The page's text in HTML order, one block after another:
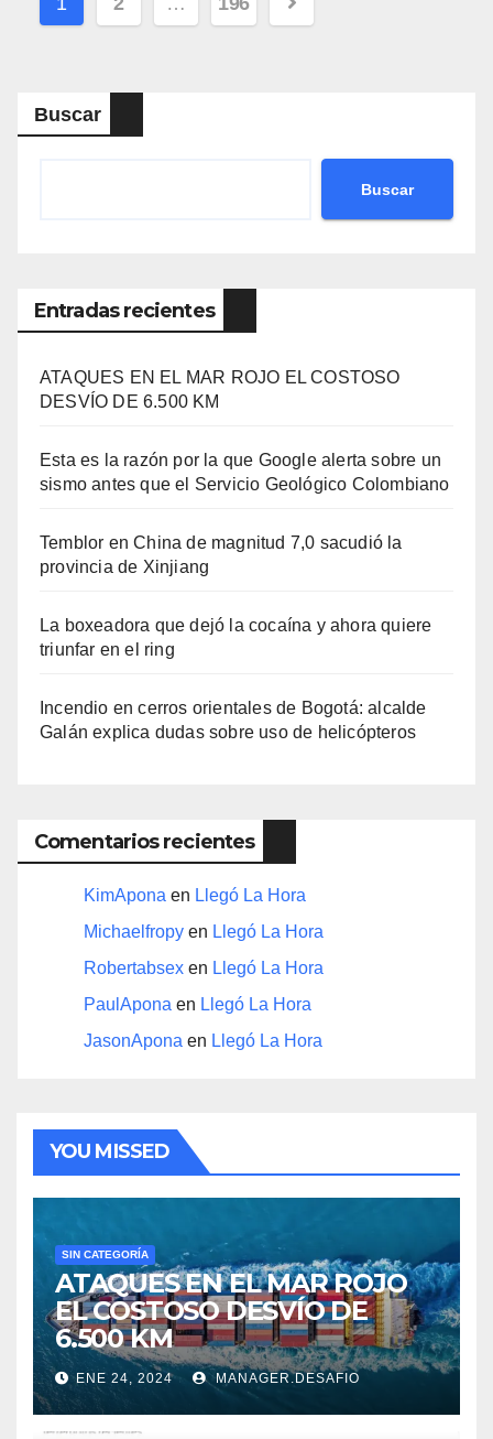
entradas
Buscar
Buscar
Entradas recientes
ATAQUES EN EL MAR ROJO EL COSTOSO
DESVÍO DE 6.500 KM
Esta es la razón por la que Google alerta sobre un
sismo antes que el Servicio Geológico Colombiano
Temblor en China de magnitud 7,0 sacudió la
provincia de Xinjiang
La boxeadora que dejó la cocaína y ahora quiere
triunfar en el ring​
Incendio en cerros orientales de Bogotá: alcalde
Galán explica dudas sobre uso de helicópteros
Comentarios recientes
KimApona en Llegó La Hora
Michaelfropy en Llegó La Hora
Robertabsex en Llegó La Hora
PaulApona en Llegó La Hora
JasonApona en Llegó La Hora
YOU MISSED
SIN CATEGORÍA
ATAQUES EN EL MAR ROJO
EL COSTOSO DESVÍO DE
6.500 KM
ENE 24, 2024 MANAGER.DESAFIO